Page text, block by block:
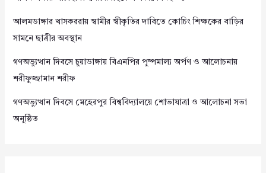
আলমডাঙ্গার খাসকররায় স্বামীর স্বীকৃতির দাবিতে কোচিং শিক্ষকের বাড়ির
সামনে ছাত্রীর অবস্থান
গণঅভ্যুত্থান দিবসে চুয়াডাঙ্গায় বিএনপির পুষ্পমাল্য অর্পণ ও আলোচনায়
শরীফুজ্জামান শরীফ
গণঅভ্যুত্থান দিবসে মেহেরপুর বিশ্ববিদ্যালয়ে শোভাযাত্রা ও আলোচনা সভা
অনুষ্ঠিত